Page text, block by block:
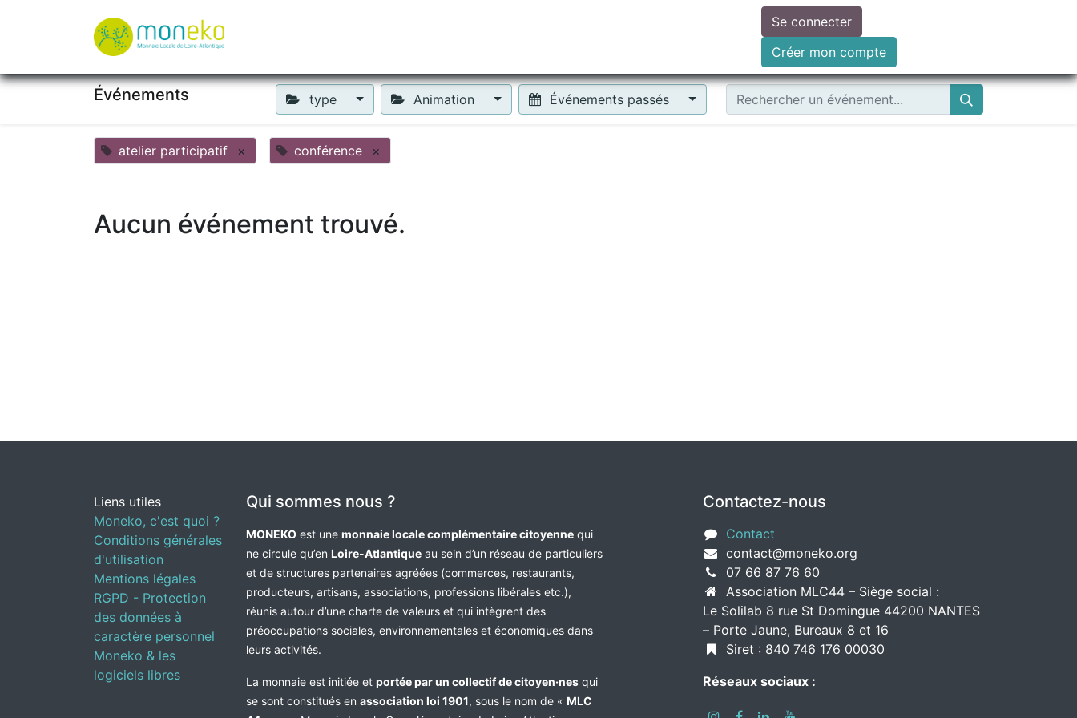
Faire un don
Se connecter
Créer mon compte
Événements type Animation Événements passés
atelier participatif × conférence ×
Aucun événement trouvé.
Liens utiles
Moneko, c'est quoi ?
Conditions générales
d'utilisation
Mentions légales
RGPD - Protection
des données à
caractère personnel
Moneko & les
logiciels libres
Qui sommes nous ?
MONEKO est une monnaie locale complémentaire citoyenne qui
ne circule qu’en Loire-Atlantique au sein d’un réseau de particuliers
et de structures partenaires agréées (commerces, restaurants,
producteurs, artisans, associations, professions libérales etc.),
réunis autour d’une charte de valeurs et qui intègrent des
préoccupations sociales, environnementales et économiques dans
leurs activités.
La monnaie est initiée et portée par un collectif de citoyen·nes qui
se sont constitués en association loi 1901, sous le nom de « MLC
Contactez-nous
Contact
contact@moneko.org
07 66 87 76 60
Association MLC44 – Siège social :
Le Solilab 8 rue St Domingue 44200 NANTES
– Porte Jaune, Bureaux 8 et 16
Siret : 840 746 176 00030
Réseaux sociaux :